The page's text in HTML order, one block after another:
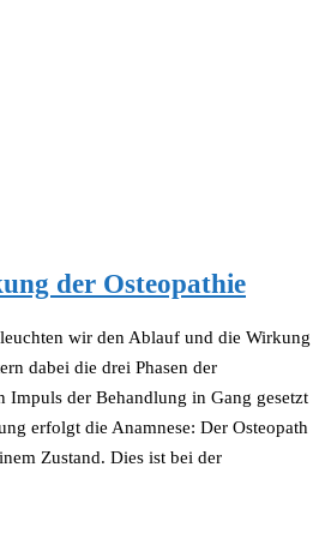
der Osteopathie
wir den Ablauf und die Wirkung
dabei die drei Phasen der
Impuls der Behandlung in Gang gesetzt
erfolgt die Anamnese: Der Osteopath
Zustand. Dies ist bei der